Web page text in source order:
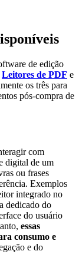
de edição
Leitores de PDF e
os três para
pós-compra de
com
digital de um
ou frases
Exemplos
integrado no
dedicado do
do usuário
essas
consumo e
e do